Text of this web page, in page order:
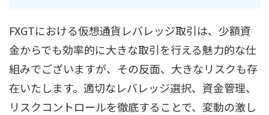
FXGTにおける仮想通貨レバレッジ取引は、少額資
金からでも効率的に大きな取引を行える魅力的な仕
組みでございますが、その反面、大きなリスクも存
在いたします。適切なレバレッジ選択、資金管理、
リスクコントロールを徹底することで、変動の激し